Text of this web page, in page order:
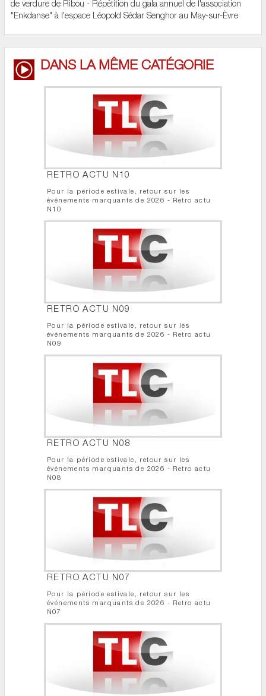
de verdure de Ribou - Répétition du gala annuel de l'association
"Enkdanse" à l'espace Léopold Sédar Senghor au May-sur-Èvre
DANS LA MÊME CATÉGORIE
RETRO ACTU N10
Pour la période estivale, retour sur les
événements marquants de 2026 - Retro actu
N10
RETRO ACTU N09
Pour la période estivale, retour sur les
événements marquants de 2026 - Retro actu
N09
RETRO ACTU N08
Pour la période estivale, retour sur les
événements marquants de 2026 - Retro actu
N08
RETRO ACTU N07
Pour la période estivale, retour sur les
événements marquants de 2026 - Retro actu
N07